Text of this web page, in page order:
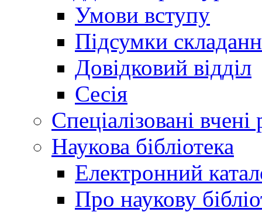
Умови вступу
Підсумки
Довідковий відділ
Сесія
Спеціалізовані вчені
Наукова бібліотека
Електронний
Про наукову